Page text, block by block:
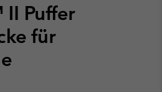
II Puffer
für